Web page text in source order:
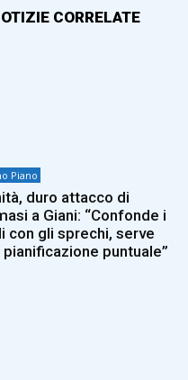
CORRELATE
Piano
duro attacco di
a Giani: “Confonde i
con gli sprechi, serve
pianificazione puntuale”